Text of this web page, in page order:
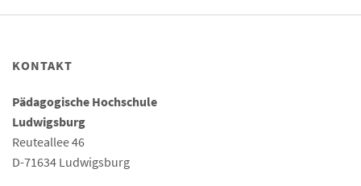
KONTAKT
Pädagogische Hochschule
Ludwigsburg
Reuteallee 46
D-71634 Ludwigsburg